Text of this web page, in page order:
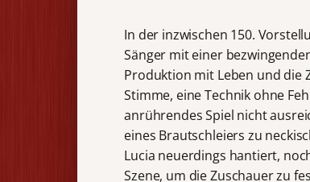
In der inzwischen 150.
Sänger mit einer
Produktion mit Leben und die
Stimme, eine Technik ohne
anrührendes Spiel nicht
eines Brautschleiers zu
Lucia neuerdings hantiert,
Szene, um die Zuschauer zu